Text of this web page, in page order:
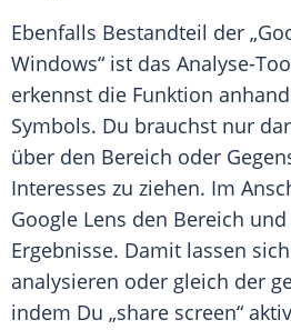
Ebenfalls Bestandteil der
Windows“ ist das Analyse-
erkennst die Funktion
Symbols. Du brauchst nur
über den Bereich oder
Interesses zu ziehen. Im
Google Lens den Bereich
Ergebnisse. Damit lassen
analysieren oder gleich der
indem Du „share screen“